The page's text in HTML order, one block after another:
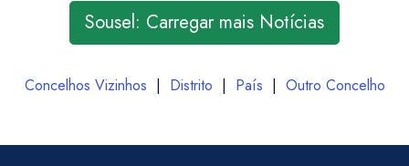
Sousel: Carregar mais Notícias
Concelhos Vizinhos | Distrito | País | Outro Concelho